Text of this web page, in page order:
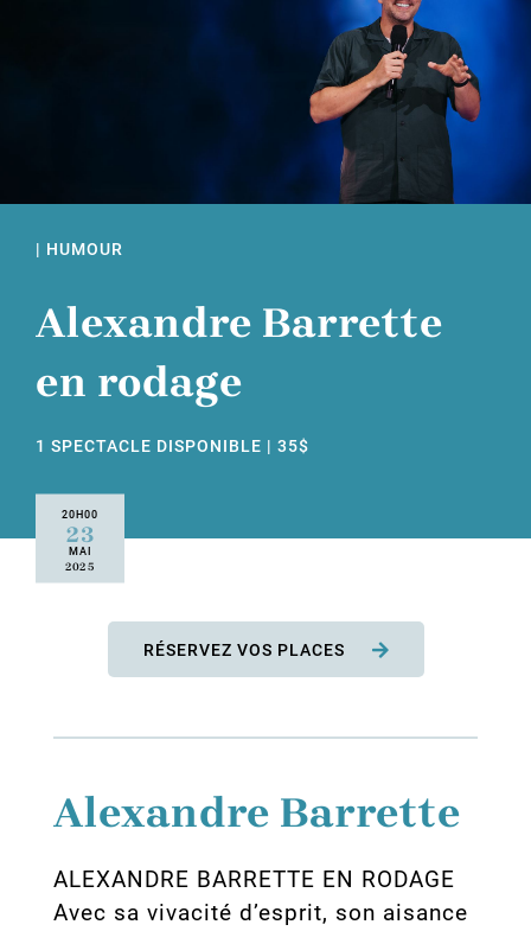
| HUMOUR
Alexandre Barrette
en rodage
1 SPECTACLE DISPONIBLE | 35$
20H00
23
MAI
2025
RÉSERVEZ VOS PLACES
Alexandre Barrette
ALEXANDRE BARRETTE EN RODAGE
Avec sa vivacité d’esprit, son aisance